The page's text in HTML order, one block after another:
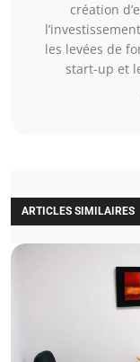
création
les levées de
start-up et
ARTICLES SIMILAIRES